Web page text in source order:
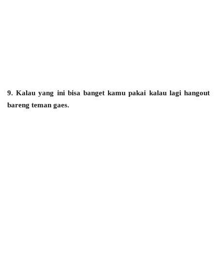
9. Kalau yang ini bisa banget kamu pakai kalau lagi hangout
bareng teman gaes.